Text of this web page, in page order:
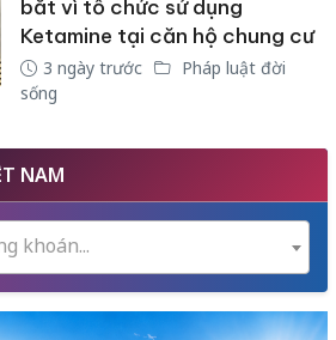
bắt vì tổ chức sử dụng
Ketamine tại căn hộ chung cư
3 ngày trước
Pháp luật đời
sống
NAM
khoán...